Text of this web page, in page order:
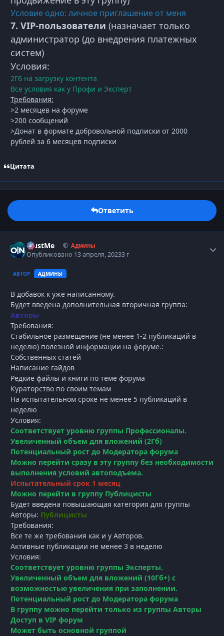
Условие одно: личное приглашение от меня
7. VIP-пользователи (назначает только
администратор (до внедрения платежных
систем)
Условия:
2Гб на загрузку контента
Все условия как у Профи и Эксперт
Требования:
>2 месяцев на форуме
>200 сообщений
>Донат в формате добровольной подписки от 2000
рублей за 6 месяцев подписки
Цитата
Ответить
TrustMe Админы
Опубликовано 13 апреля, 20233 г
АВТОР АДМИНЫ
В добавок к уже написанному.
Будет введена дополнительная вторичная группа:
Авторы
Требования:
Стабильное размещение (не менее 1-2 публикаций в
неделю) полезной информации на форуме.:
Собственных статей
Написание гайдов
Редкие файлы и книги по теме форума
Кураторство по своим темам
На испытательном сроке не менее 5 публикаций в
неделю
Условия:
Соответствует уровню группы Профессионалы.
Увеличенный объем для вложений (2Гб)
Потенциальный рост до Модератора форума
Можно перейти сразу в эту группу без необходимости
выполнения условий автоподъема.
Испытательный срок 1 месяц
Можно перейти в группу Публицисты
Будет введена повышающая категория для группы
Авторы: Публицисты
Требования:
Все те же требования как и у Авторов.
Активные публикации не менее 3 в неделю
Условия:
Соответствует уровню группы Эксперты.
Увеличенный объем для вложений (10Гб+) с
возможностью увеличения при заполнении.
Потенциальный рост до Модератора форума
В группу можно перейти только из группы Авторы
Доступ в VIP форум
Может быть основной группой